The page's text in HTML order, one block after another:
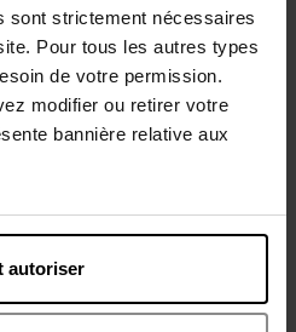
sont strictement nécessaires
Pour tous les autres types
de votre permission.
modifier ou retirer votre
bannière relative aux
autoriser